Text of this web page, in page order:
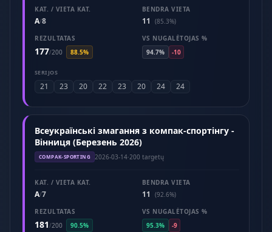
KAT. / VIETA KAT.
A/8
BENDRA VIETA
11
(85.3%)
REZULTATAS
177/200 88.5%
VS NUGALĖTOJAS %
94.7%
-10
SERIJOS
21 23 20 22 23 20 24 24
Всеукраїнські змагання з компак-спортінгу -
Вінниця (Березень 2026)
COMPAK-SPORTING 2026-03-14·200 targetų
KAT. / VIETA KAT.
A/7
BENDRA VIETA
11
(92.6%)
REZULTATAS
181/200 90.5%
VS NUGALĖTOJAS %
95.3%
-9